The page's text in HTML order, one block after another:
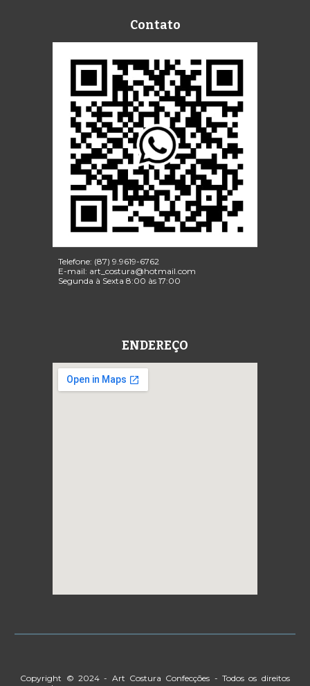
Contato
Telefone: (87)9.9619-6762
E-mail: art_costura@hotmail .com
Segunda à Sexta 8:00 às 17:00
ENDEREÇO
Copyright © 2024 - Art Costura Confecções - Todos os direitos